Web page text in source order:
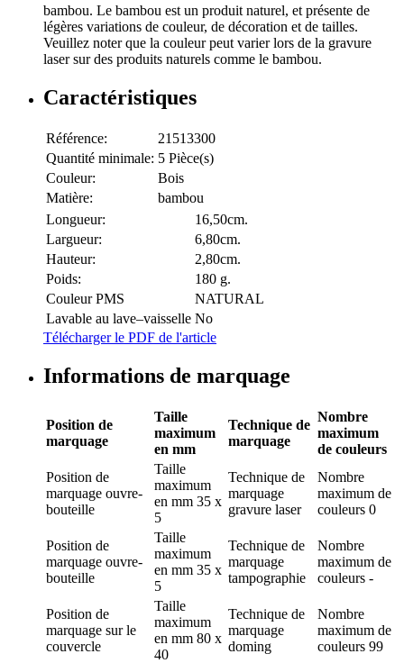
bambou. Le bambou est un produit naturel, et présente de
légères variations de couleur, de décoration et de tailles.
Veuillez noter que la couleur peut varier lors de la gravure
laser sur des produits naturels comme le bambou.
Caractéristiques
Référence:
21513300
Quantité minimale: 5 Pièce(s)
Couleur:
Bois
Matière:
bambou
Longueur:
16,50cm.
Largueur:
6,80cm.
Hauteur:
2,80cm.
Poids:
180 g.
Couleur PMS
NATURAL
Lavable au lave–vaisselle No
Télécharger le PDF de l'article
Informations de marquage
Position de
marquage
Taille
maximum
en mm
Technique de
marquage
Nombre
maximum
de couleurs
Position de
marquage ouvre-
bouteille
Taille
maximum
en mm 35 x
5
Technique de
marquage
gravure laser
Nombre
maximum de
couleurs 0
Position de
marquage ouvre-
bouteille
Taille
maximum
en mm 35 x
5
Technique de
marquage
tampographie
Nombre
maximum de
couleurs -
Position de
marquage sur le
couvercle
Taille
maximum
en mm 80 x
40
Technique de
marquage
doming
Nombre
maximum de
couleurs 99